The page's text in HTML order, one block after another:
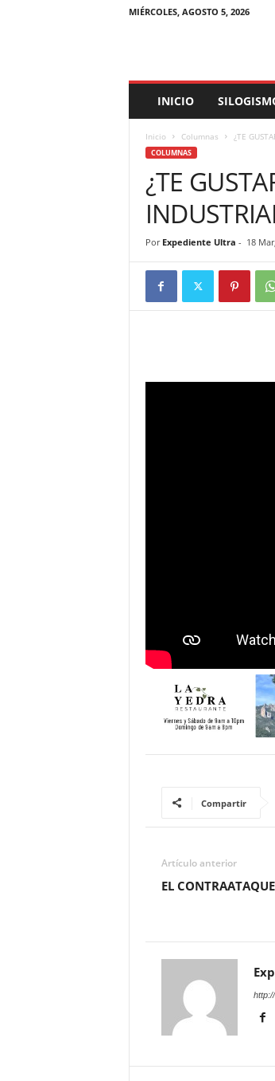
MIÉRCOLES, AGOSTO 5, 2026
p
INICIO
Inicio Columnas ¿TE
COLUMNAS
¿TE
Por Expediente Ultra - 18
Compartir
Artículo anterior
EL